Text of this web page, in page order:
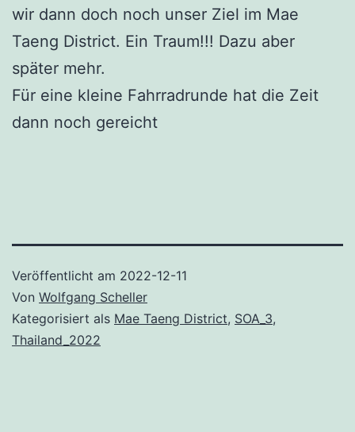
wir dann doch noch unser Ziel im Mae
Taeng District. Ein Traum!!! Dazu aber
später mehr.
Für eine kleine Fahrradrunde hat die Zeit
dann noch gereicht
Veröffentlicht am 2022-12-11
Von Wolfgang Scheller
Kategorisiert als Mae Taeng District, SOA_3,
Thailand_2022